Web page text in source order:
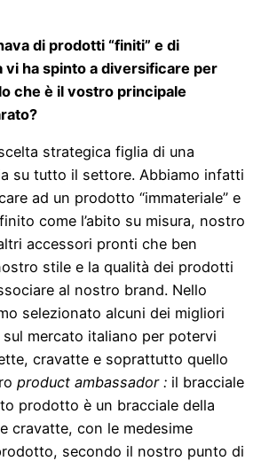
di prodotti “finiti” e di
vi ha spinto a diversificare per
che è il vostro principale
strategica figlia di una
su tutto il settore. Abbiamo infatti
ad un prodotto “immateriale” e
come l’abito su misura, nostro
accessori pronti che ben
stile e la qualità dei prodotti
al nostro brand. Nello
selezionato alcuni dei migliori
mercato italiano per potervi
cravatte e soprattutto quello
product ambassador : il bracciale
prodotto è un bracciale della
cravatte, con le medesime
secondo il nostro punto di